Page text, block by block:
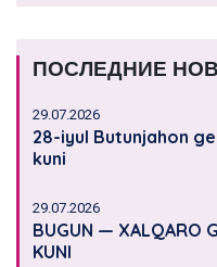
ПОСЛЕДНИЕ
29.07.2026
28-iyul Butunjahon
kuni
29.07.2026
BUGUN — XALQARO
KUNI